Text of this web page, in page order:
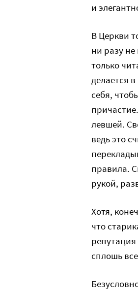
и
В Церкви
ни разу
только
делается
себя,
левшей.
ведь это
правила.
рукой,
Хотя,
что
репутация
сплошь